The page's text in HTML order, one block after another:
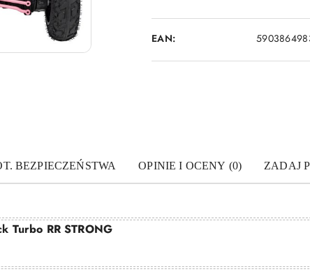
EAN:
BEZPIECZEŃSTWA OPINIE I OCENY (0) ZADAJ
Turbo RR STRONG